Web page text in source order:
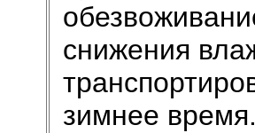
снижения
зимнее